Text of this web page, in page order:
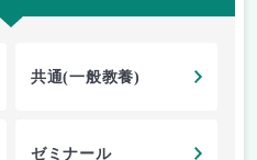
共通(一般教養)
ゼミナール